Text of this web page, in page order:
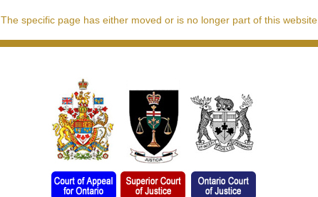
The specific page has either moved or is no longer part of this website.